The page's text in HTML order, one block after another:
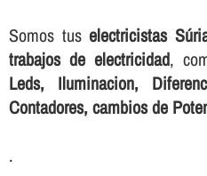
Somos tuselectricistas
trabajos de electricidad,
Leds, Iluminacion,
Contadores, cambios de
.